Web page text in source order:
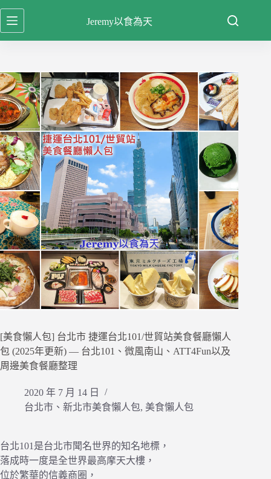
跳
至
容
Jeremy以食為天
[美食懶人包] 台北市 捷運台北101/世貿站美食餐廳懶人
包 (2025年更新) — 台北101、微風南山、ATT4Fun以及
周邊美食餐廳整理
2020 年 7 月 14 日
台北市、新北市美食懶人包, 美食懶人包
台北101是台北市聞名世界的知名地標，
落成時一度是全世界最高摩天大樓，
位於繁華的信義商圈，